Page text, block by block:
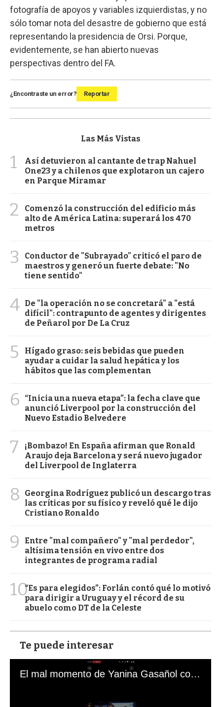
fotografía de apoyos y variables izquierdistas, y no
sólo tomar nota del desastre de gobierno que está
representando la presidencia de Orsi. Porque,
evidentemente, se han abierto nuevas
perspectivas dentro del FA.
¿Encontraste un error? Reportar
Las Más Vistas
1
Así detuvieron al cantante de trap Nahuel
One23 y a chilenos que explotaron un cajero
en Parque Miramar
2
Comenzó la construcción del edificio más
alto de América Latina: superará los 470
metros
3
Conductor de "Subrayado" criticó el paro de
maestros y generó un fuerte debate: "No
tiene sentido"
4 De "la operación no se concretará" a "está
difícil": contrapunto de agentes y dirigentes
de Peñarol por De La Cruz
5
Hígado graso: seis bebidas que pueden
ayudar a cuidar la salud hepática y los
hábitos que las complementan
6
“Inicia una nueva etapa”: la fecha clave que
anunció Liverpool por la construcción del
Nuevo Estadio Belvedere
7
¡Bombazo! En España afirman que Ronald
Araujo deja Barcelona y será nuevo jugador
del Liverpool de Inglaterra
8
Georgina Rodríguez publicó un descargo tras
las críticas por su físico y reveló qué le dijo
Cristiano Ronaldo
9
Entre "mal compañero" y "mal perdedor",
altísima tensión en vivo entre dos
integrantes de programa radial
10“Es para elegidos”: Forlán contó qué lo motivó
para dirigir a Uruguay y el récord de su
abuelo como DT de la Celeste
Te puede interesar
El mal momento de Yanina Gasañol con un hincha argentino en "Subrayado"